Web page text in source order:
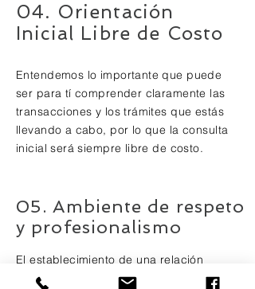
04. Orientación
Inicial Libre de Costo
Entendemos lo importante que puede
ser para tí comprender claramente las
transacciones y los trámites que estás
llevando a cabo, por lo que la consulta
inicial será siempre libre de costo.
05. Ambiente de respeto
y profesionalismo
El establecimiento de una relación
profesional debe estar enmarcado en